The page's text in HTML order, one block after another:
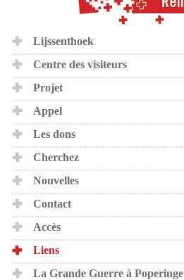
Lijssenthoek
Centre des visiteurs
Projet
Appel
Les dons
Cherchez
Nouvelles
Contact
Accès
Liens
La Grande Guerre à Poperinge